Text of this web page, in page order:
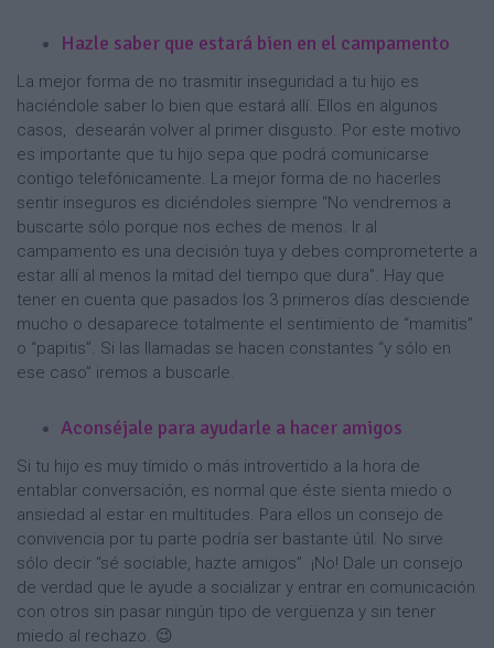
Hazle saber que estará bien en el campamento
La mejor forma de no trasmitir inseguridad a tu hijo es
haciéndole saber lo bien que estará allí. Ellos en algunos
casos, desearán volver al primer disgusto. Por este motivo
es importante que tu hijo sepa que podrá comunicarse
contigo telefónicamente. La mejor forma de no hacerles
sentir inseguros es diciéndoles siempre “No vendremos a
buscarte sólo porque nos eches de menos. Ir al
campamento es una decisión tuya y debes comprometerte a
estar allí al menos la mitad del tiempo que dura”. Hay que
tener en cuenta que pasados los 3 primeros días desciende
mucho o desaparece totalmente el sentimiento de “mamitis”
o “papitis”. Si las llamadas se hacen constantes “y sólo en
ese caso” iremos a buscarle.
Aconséjale para ayudarle a hacer amigos
Si tu hijo es muy tímido o más introvertido a la hora de
entablar conversación, es normal que éste sienta miedo o
ansiedad al estar en multitudes. Para ellos un consejo de
convivencia por tu parte podría ser bastante útil. No sirve
sólo decir “sé sociable, hazte amigos”. ¡No! Dale un consejo
de verdad que le ayude a socializar y entrar en comunicación
con otros sin pasar ningún tipo de vergüenza y sin tener
miedo al rechazo. 😉